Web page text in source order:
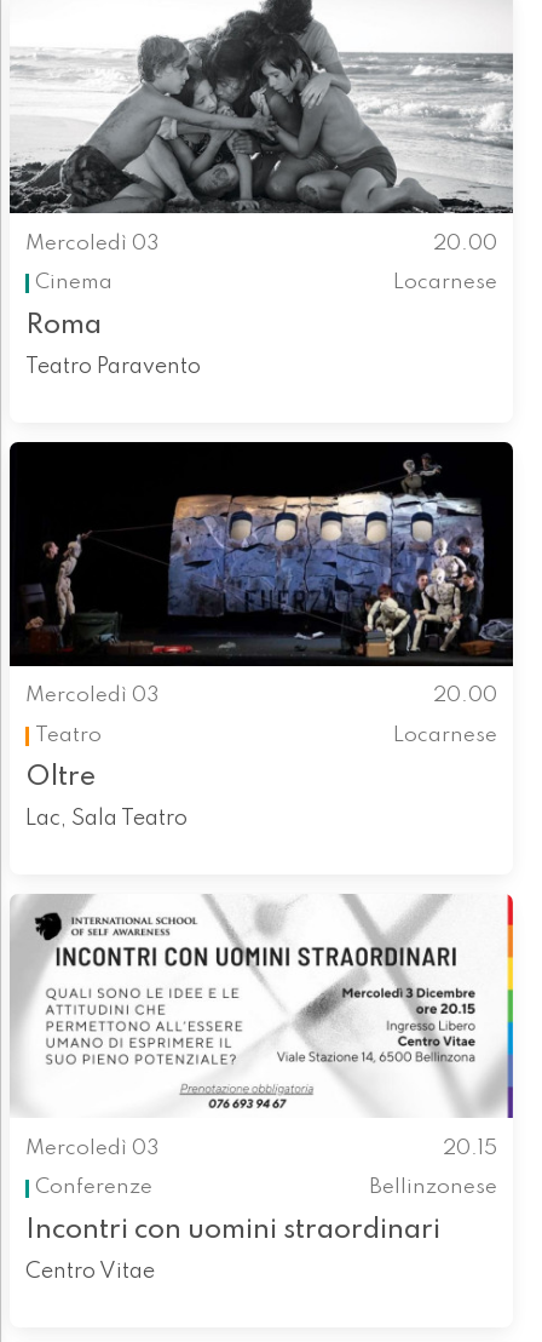
Mercoledì 03
20.00
Cinema
Locarnese
Roma
Teatro Paravento
Mercoledì 03
20.00
Teatro
Locarnese
Oltre
Lac, Sala Teatro
Mercoledì 03
20.15
Conferenze
Bellinzonese
Incontri con uomini straordinari
Centro Vitae